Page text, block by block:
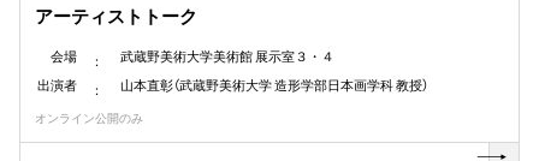
アーティストトーク
会場
武蔵野美術大学美術館 展示室３・４
出演者
山本直彰（武蔵野美術大学 造形学部日本画学科 教授）
オンライン公開のみ